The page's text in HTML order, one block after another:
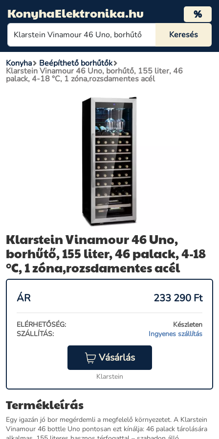
KonyhaElektronika.hu %
Konyha Beépíthető borhűtők
Klarstein Vinamour 46 Uno, borhűtő, 155 liter, 46
palack, 4-18 °C, 1 zóna,rozsdamentes acél
Klarstein Vinamour 46 Uno,
borhűtő, 155 liter, 46 palack, 4-18
°C, 1 zóna,rozsdamentes acél
ÁR 233 290 Ft
ELÉRHETŐSÉG:
Készleten
SZÁLLÍTÁS:
Ingyenes szállítás
Vásárlás
Klarstein
Termékleírás
Egy igazán jó bor megérdemli a megfelelő környezetet. A Klarstein
Vinamour 46 bottle Uno pontosan ezt kínálja: 46 palack tárolására